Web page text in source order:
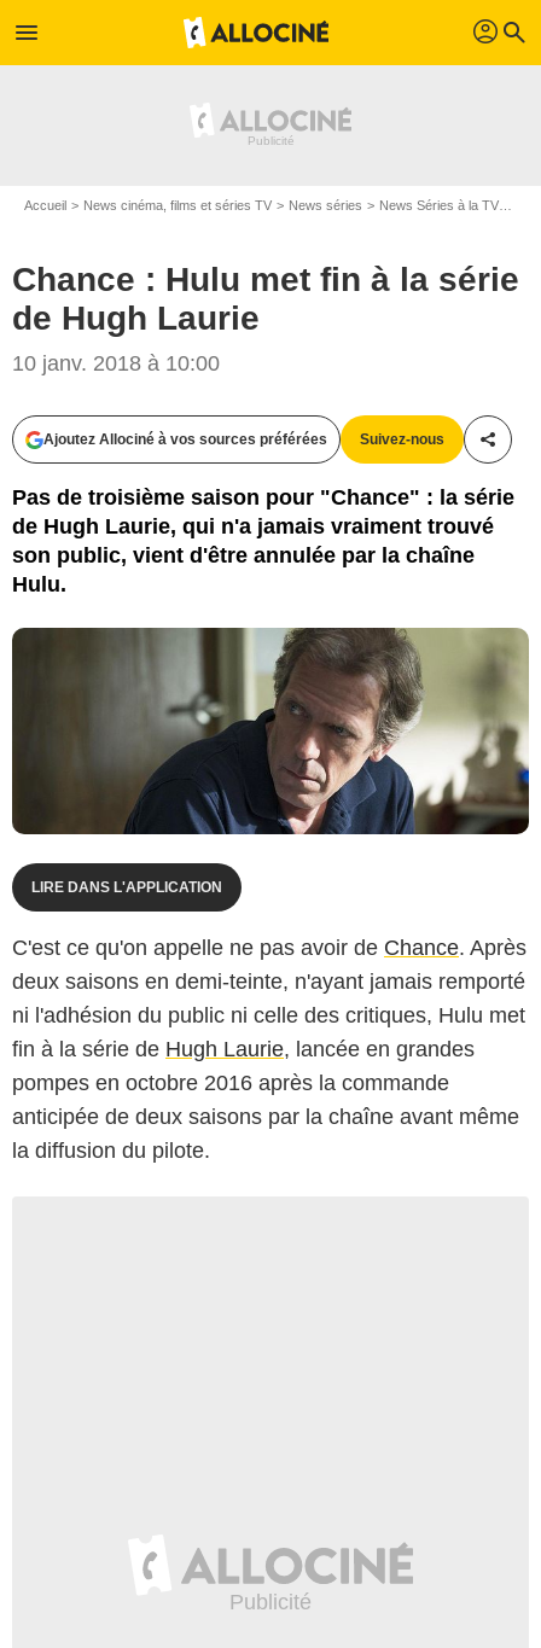
menu profil search
Accueil News cinéma, films et séries TV News séries News Séries à la TV
Chance : Hulu met fin à la série
de Hugh Laurie
10 janv. 2018 à 10:00
Ajoutez Allociné à vos sources préférées Suivez-nous
Pas de troisième saison pour "Chance" : la série
de Hugh Laurie, qui n'a jamais vraiment trouvé
son public, vient d'être annulée par la chaîne
Hulu.
Ali Goldstein/Hulu
LIRE DANS L'APPLICATION
C'est ce qu'on appelle ne pas avoir de Chance. Après
deux saisons en demi-teinte, n'ayant jamais remporté
ni l'adhésion du public ni celle des critiques, Hulu met
fin à la série de Hugh Laurie, lancée en grandes
pompes en octobre 2016 après la commande
anticipée de deux saisons par la chaîne avant même
la diffusion du pilote.